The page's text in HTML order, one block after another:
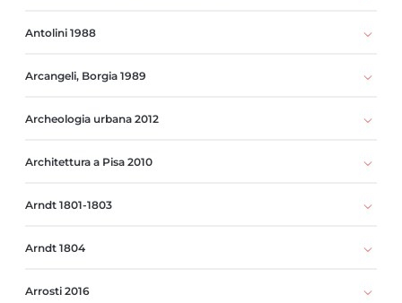
Antolini 1988
Arcangeli, Borgia 1989
Archeologia urbana 2012
Architettura a Pisa 2010
Arndt 1801-1803
Arndt 1804
Arrosti 2016